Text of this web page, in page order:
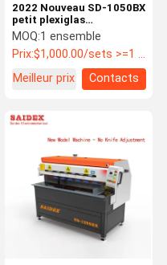
2022 Nouveau SD-1050BX
petit plexiglas
automatique acrylique
lapidary machine de
découpe de diamant et de
polissage de diamant
naturel à bord acrylique
MOQ:1 ensemble
Prix:$1,000.00/sets >=1 sets
Meilleur prix
Contacts